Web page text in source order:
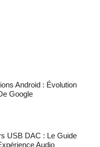
Android : Évolution
Google
USB DAC : Le Guide
Audio